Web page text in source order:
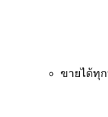
ขายได้ทุ